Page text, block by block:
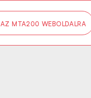
MTA200 WEBOLDALRA